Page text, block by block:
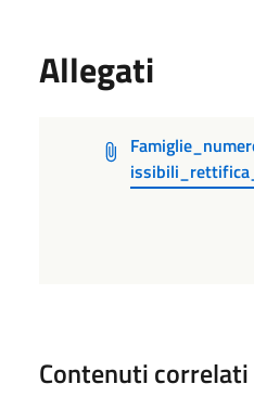
Allegati
Contenuti correlati